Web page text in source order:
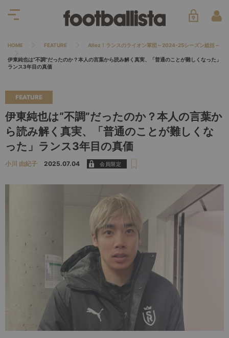
HOME FEATURE Allez！ランスのライオン軍団～2024-25シーズン総括～
伊東純也は“不調”だったのか？本人の言葉から読み解く真実、「普通のことが難しくなった」
ランス3年目の真価
FEATURE
伊東純也は“不調”だったのか？本人の言葉か
ら読み解く真実、「普通のことが難しくな
った」ランス3年目の真価
小川 由紀子 2025.07.04